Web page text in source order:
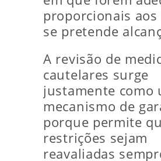
proporcionais
se pretende
A revisão de
cautelares surge
justamente como
mecanismo de
porque permite
restrições sejam
reavaliadas